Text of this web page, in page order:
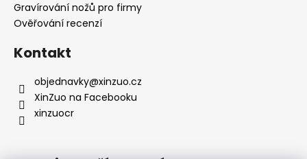
Gravírování nožů pro firmy
Ověřování recenzí
Kontakt
objednavky@xinzuo.cz
XinZuo na Facebooku
xinzuocr